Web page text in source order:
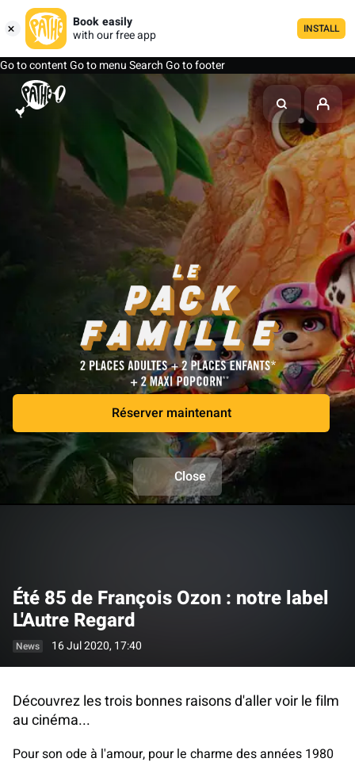
Book easily
with our free app
INSTALL
Go to contentGo to menuSearchGo to footer
Réserver maintenant
Close
Été 85 de François Ozon : notre label
L'Autre Regard
News 16 Jul 2020, 17:40
Découvrez les trois bonnes raisons d'aller voir le film
au cinéma...
Pour son ode à l'amour, pour le charme des années 1980